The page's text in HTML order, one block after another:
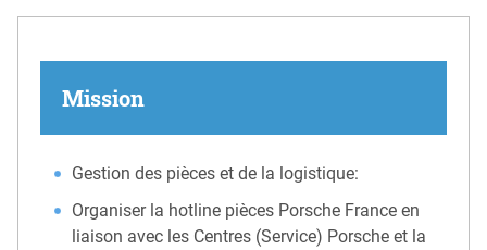
Mission
Gestion des pièces et de la logistique:
Organiser la hotline pièces Porsche France en
liaison avec les Centres (Service) Porsche et la